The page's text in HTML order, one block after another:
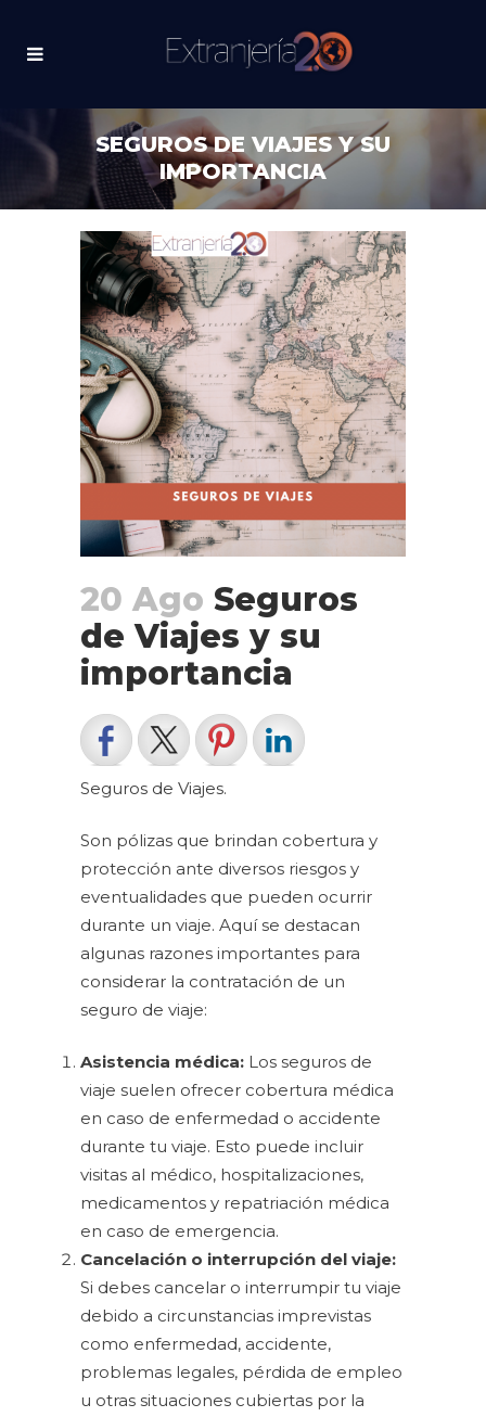
SEGUROS DE VIAJES Y SU
IMPORTANCIA
20 Ago Seguros
de Viajes y su
importancia
Seguros de Viajes.
Son pólizas que brindan cobertura y
protección ante diversos riesgos y
eventualidades que pueden ocurrir
durante un viaje. Aquí se destacan
algunas razones importantes para
considerar la contratación de un
seguro de viaje:
Asistencia médica: Los seguros de
viaje suelen ofrecer cobertura médica
en caso de enfermedad o accidente
durante tu viaje. Esto puede incluir
visitas al médico, hospitalizaciones,
medicamentos y repatriación médica
en caso de emergencia.
Cancelación o interrupción del viaje:
Si debes cancelar o interrumpir tu viaje
debido a circunstancias imprevistas
como enfermedad, accidente,
problemas legales, pérdida de empleo
u otras situaciones cubiertas por la